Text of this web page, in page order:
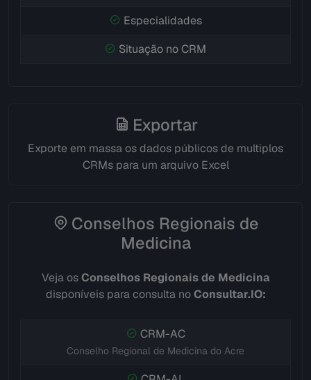
Especialidades
Situação no CRM
Exportar
Exporte em massa os dados públicos de multiplos
CRMs para um arquivo Excel
Conselhos Regionais de
Medicina
Veja osConselhos Regionais de Medicina
disponíveis para consulta noConsultar.IO:
CRM-AC
Conselho Regional de Medicina do Acre